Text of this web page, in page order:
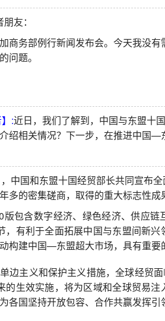
友：
商务部例行新闻发布会。今天我没
问题。
:近日，我们了解到，中国与东盟十
绍相关情况？下一步，在推进中国—
中国和东盟十国经贸部长共同宣布
多的密集磋商，取得的重大标志性成
包含数字经济、绿色经济、供应链
，有利于全面拓展中国与东盟间新
构建中国—东盟超大市场，具有重要
边主义和保护主义措施，全球经贸
的生效实施，将为区域和全球贸易
各国坚持开放包容、合作共赢发挥引